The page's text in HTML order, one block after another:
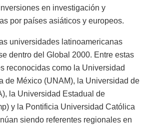
en investigación y
por países asiáticos y europeos.
universidades latinoamericanas
dentro del Global 2000. Entre estas
reconocidas como la Universidad
de México (UNAM), la Universidad de
la Universidad Estadual de
y la Pontificia Universidad Católica
siendo referentes regionales en